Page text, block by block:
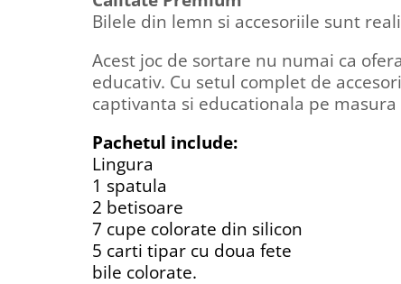
Bilele din lemn si accesoriile sunt
Acest joc de sortare nu numai ca
educativ. Cu setul complet de
captivanta si educationala pe
Pachetul include:
Lingura
1 spatula
2 betisoare
7 cupe colorate din silicon
5 carti tipar cu doua fete
bile colorate.